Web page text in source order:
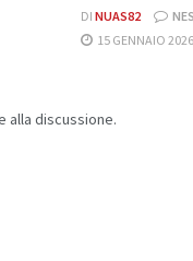
DI NUAS82
15 GENNAIO
alla discussione.